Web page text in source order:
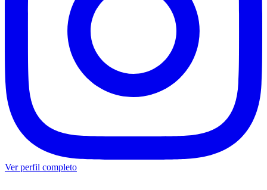
Ver perfil completo